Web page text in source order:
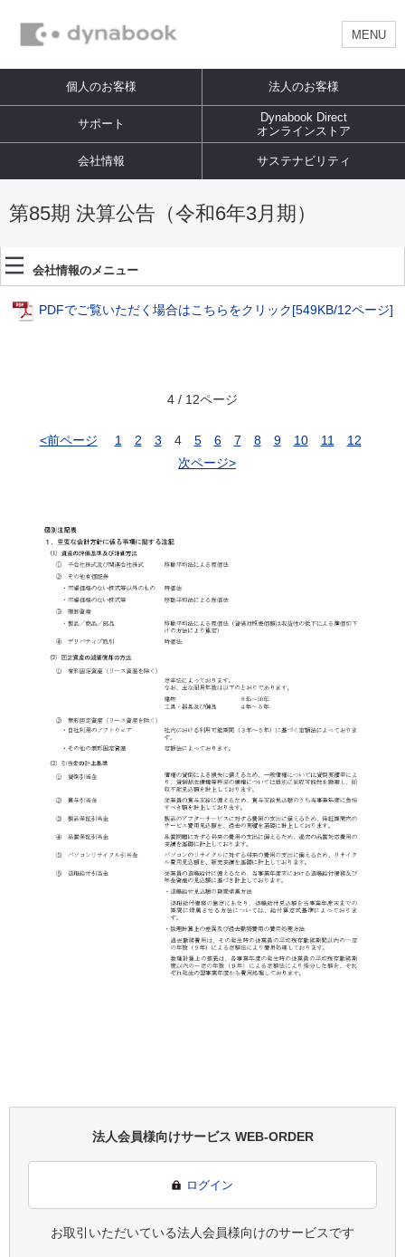
MENU
個人のお客様 法人のお客様
サポート
Dynabook Direct
オンラインストア
会社情報 サステナビリティ
第85期 決算公告（令和6年3月期）
会社情報のメニュー
PDFでご覧いただく場合はこちらをクリック[549KB/12ページ]
4 / 12ページ
<前ページ 1 2 3 4 5 6 7 8 9 10 11
12
次ページ>
法人会員様向けサービス WEB-ORDER
ログイン
お取引いただいている法人会員様向けのサービスです